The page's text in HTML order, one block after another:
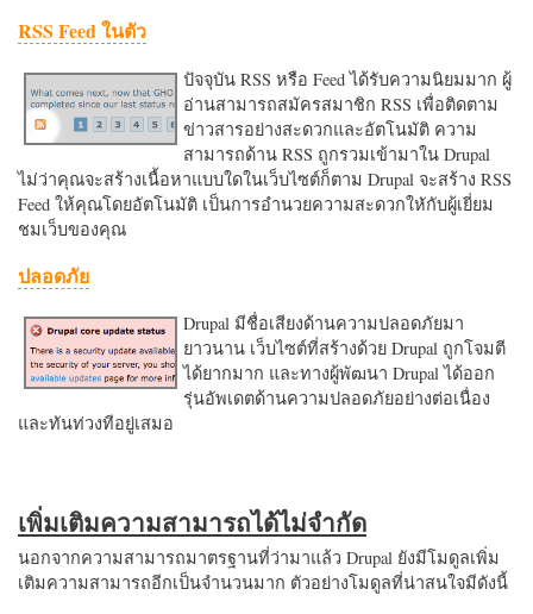
RSS Feed ในตัว
ปัจจุบัน RSS หรือ Feed ได้รับความนิยมมาก ผู้
อ่านสามารถสมัครสมาชิก RSS เพื่อติดตาม
ข่าวสารอย่างสะดวกและอัตโนมัติ ความ
สามารถด้าน RSS ถูกรวมเข้ามาใน Drupal
ไม่ว่าคุณจะสร้างเนื้อหาแบบใดในเว็บไซต์ก็ตาม Drupal จะสร้าง RSS
Feed ให้คุณโดยอัตโนมัติ เป็นการอำนวยความสะดวกใหักับผู้เยี่ยม
ชมเว็บของคุณ
ปลอดภัย
Drupal มีชื่อเสียงด้านความปลอดภัยมา
ยาวนาน เว็บไซต์ที่สร้างด้วย Drupal ถูกโจมตี
ได้ยากมาก และทางผู้พัฒนา Drupal ได้ออก
รุ่นอัพเดตด้านความปลอดภัยอย่างต่อเนื่อง
และทันท่วงทีอยู่เสมอ
เพิ่มเติมความสามารถได้ไม่จำกัด
นอกจากความสามารถมาตรฐานที่ว่ามาแล้ว Drupal ยังมีโมดูลเพิ่ม
เติมความสามารถอีกเป็นจำนวนมาก ตัวอย่างโมดูลที่น่าสนใจมีดังนี้